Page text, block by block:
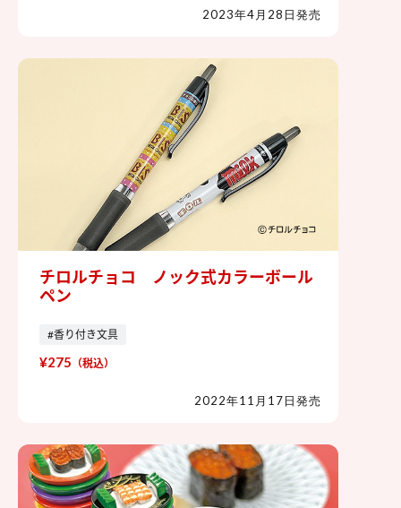
2023年4月28日発売
チロルチョコ ノック式カラーボー
ルペン
チロルチョコ ノック式カラーボール
ペン
#香り付き文具
¥275 （税込）
2022年11月17日発売